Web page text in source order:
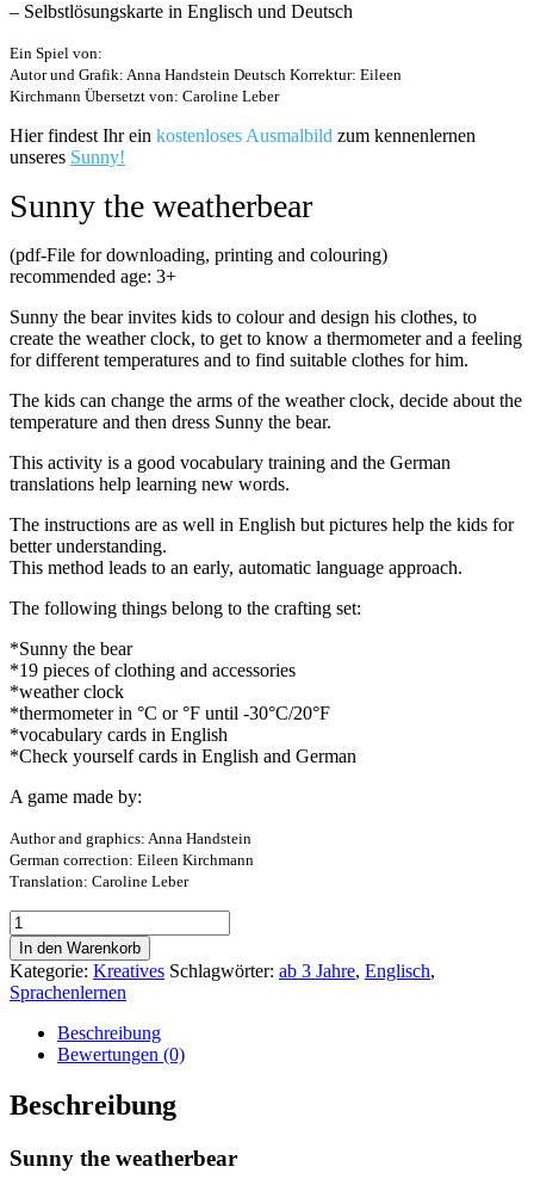
– Selbstlösungskarte in Englisch und Deutsch
Ein Spiel von:
Autor und Grafik: Anna Handstein Deutsch Korrektur: Eileen
Kirchmann Übersetzt von: Caroline Leber
Hier findest Ihr ein kostenloses Ausmalbild zum kennenlernen
unseres Sunny!
Sunny the weatherbear
(pdf-File for downloading, printing and colouring)
recommended age: 3+
Sunny the bear invites kids to colour and design his clothes, to
create the weather clock, to get to know a thermometer and a feeling
for different temperatures and to find suitable clothes for him.
The kids can change the arms of the weather clock, decide about the
temperature and then dress Sunny the bear.
This activity is a good vocabulary training and the German
translations help learning new words.
The instructions are as well in English but pictures help the kids for
better understanding.
This method leads to an early, automatic language approach.
The following things belong to the crafting set:
*Sunny the bear
*19 pieces of clothing and accessories
*weather clock
*thermometer in °C or °F until -30°C/20°F
*vocabulary cards in English
*Check yourself cards in English and German
A game made by:
Author and graphics: Anna Handstein
German correction: Eileen Kirchmann
Translation: Caroline Leber
Sunny
the
weatherbear
Menge
In den Warenkorb
Kategorie: Kreatives Schlagwörter: ab 3 Jahre, Englisch,
Sprachenlernen
Beschreibung
Bewertungen (0)
Beschreibung
Sunny the weatherbear